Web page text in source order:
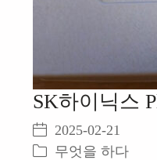
SK하이닉스
2025-02-21
무엇을 하다